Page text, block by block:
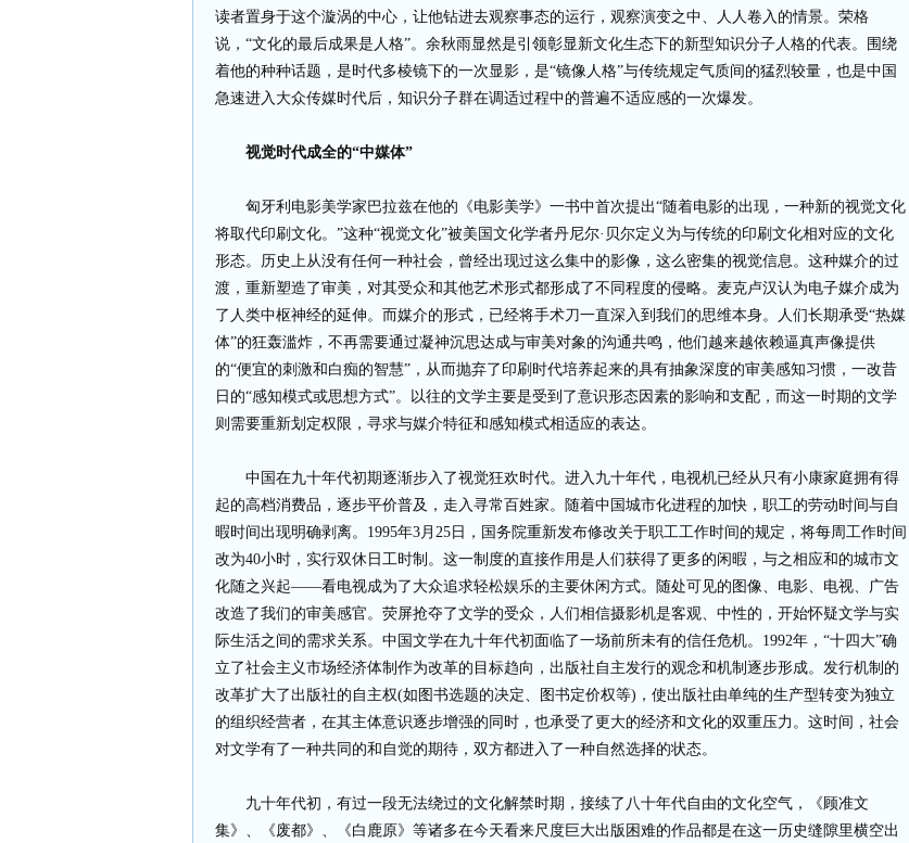
读者置身于这个漩涡的中心，让他钻进去观察事态的运行，观察演变之中、人人卷入的情景。荣格
说，“文化的最后成果是人格”。余秋雨显然是引领彰显新文化生态下的新型知识分子人格的代表。围绕
着他的种种话题，是时代多棱镜下的一次显影，是“镜像人格”与传统规定气质间的猛烈较量，也是中国
急速进入大众传媒时代后，知识分子群在调适过程中的普遍不适应感的一次爆发。
视觉时代成全的“中媒体”
匈牙利电影美学家巴拉兹在他的《电影美学》一书中首次提出“随着电影的出现，一种新的视觉文化
将取代印刷文化。”这种“视觉文化”被美国文化学者丹尼尔·贝尔定义为与传统的印刷文化相对应的文化
形态。历史上从没有任何一种社会，曾经出现过这么集中的影像，这么密集的视觉信息。这种媒介的过
渡，重新塑造了审美，对其受众和其他艺术形式都形成了不同程度的侵略。麦克卢汉认为电子媒介成为
了人类中枢神经的延伸。而媒介的形式，已经将手术刀一直深入到我们的思维本身。人们长期承受“热媒
体”的狂轰滥炸，不再需要通过凝神沉思达成与审美对象的沟通共鸣，他们越来越依赖逼真声像提供
的“便宜的刺激和白痴的智慧”，从而抛弃了印刷时代培养起来的具有抽象深度的审美感知习惯，一改昔
日的“感知模式或思想方式”。以往的文学主要是受到了意识形态因素的影响和支配，而这一时期的文学
则需要重新划定权限，寻求与媒介特征和感知模式相适应的表达。
中国在九十年代初期逐渐步入了视觉狂欢时代。进入九十年代，电视机已经从只有小康家庭拥有得
起的高档消费品，逐步平价普及，走入寻常百姓家。随着中国城市化进程的加快，职工的劳动时间与自
暇时间出现明确剥离。1995年3月25日，国务院重新发布修改关于职工工作时间的规定，将每周工作时间
改为40小时，实行双休日工时制。这一制度的直接作用是人们获得了更多的闲暇，与之相应和的城市文
化随之兴起——看电视成为了大众追求轻松娱乐的主要休闲方式。随处可见的图像、电影、电视、广告
改造了我们的审美感官。荧屏抢夺了文学的受众，人们相信摄影机是客观、中性的，开始怀疑文学与实
际生活之间的需求关系。中国文学在九十年代初面临了一场前所未有的信任危机。1992年，“十四大”确
立了社会主义市场经济体制作为改革的目标趋向，出版社自主发行的观念和机制逐步形成。发行机制的
改革扩大了出版社的自主权(如图书选题的决定、图书定价权等)，使出版社由单纯的生产型转变为独立
的组织经营者，在其主体意识逐步增强的同时，也承受了更大的经济和文化的双重压力。这时间，社会
对文学有了一种共同的和自觉的期待，双方都进入了一种自然选择的状态。
九十年代初，有过一段无法绕过的文化解禁时期，接续了八十年代自由的文化空气，《顾准文
集》、《废都》、《白鹿原》等诸多在今天看来尺度巨大出版困难的作品都是在这一历史缝隙里横空出